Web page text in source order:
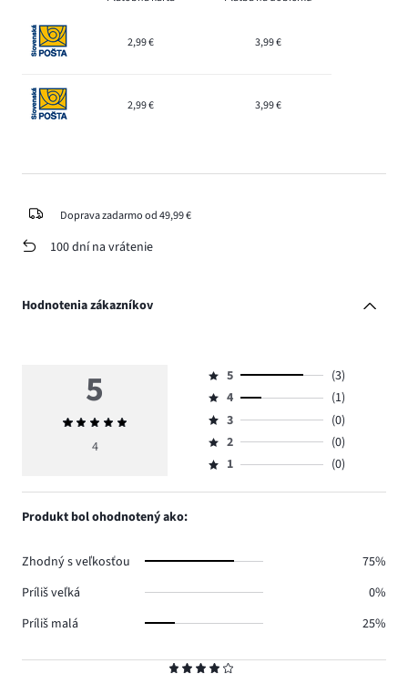
2,99 € 3,99 €
2,99 € 3,99 €
Doprava zadarmo od 49,99 €
100 dní na vrátenie
Hodnotenia zákazníkov
5
Priemerné
hodnotenie
4
Hodnotenie
5,
počet
hlasov
3.
5
(3)
Hodnotenie
4,
počet
hlasov
4
(1)
Hodnotenie
3,
počet
3
(0)
Hodnotenie
2,
2
(0)
Hodnotenie
1,
1 (0)
Produkt bol ohodnotený ako:
Zhodný s veľkosťou
75%
Príliš veľká
0%
Príliš malá
25%